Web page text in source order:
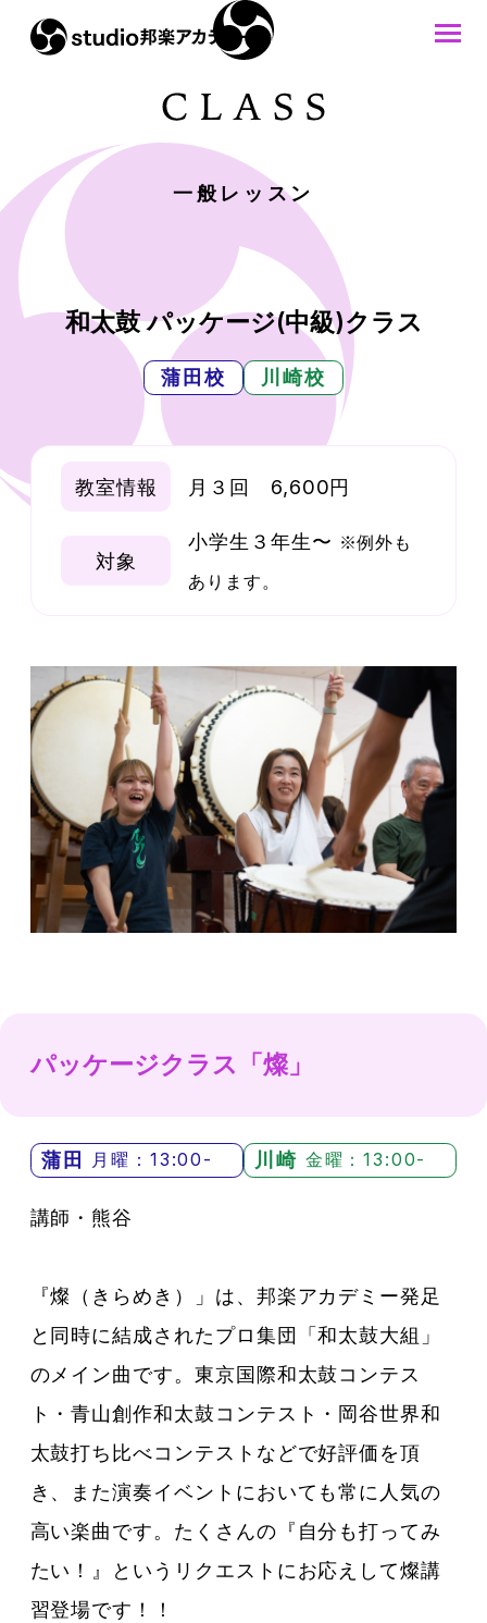
一般レッスン
和太鼓 パッケージ(中級)クラス
蒲田校 川崎校
教室情報 月３回 6,600円
対象
小学生３年生〜 ※例外も
あります。
パッケージクラス「燦」
蒲田 月曜：13:00- 川崎 金曜：13:00-
講師・熊谷
『燦（きらめき）」は、邦楽アカデミー発足
と同時に結成されたプロ集団「和太鼓大組」
のメイン曲です。東京国際和太鼓コンテス
ト・青山創作和太鼓コンテスト・岡谷世界和
太鼓打ち比べコンテストなどで好評価を頂
き、また演奏イベントにおいても常に人気の
高い楽曲です。たくさんの『自分も打ってみ
たい！』というリクエストにお応えして燦講
習登場です！！